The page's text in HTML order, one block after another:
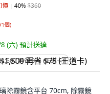
價 40%$360
1個)
(六) 預計送達
再省 $75 (王道卡)
除霧鏡含平台 70cm, 除霧鏡